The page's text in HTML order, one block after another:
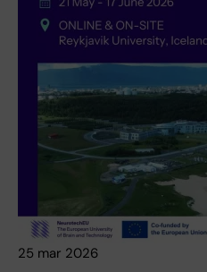
25 mar 2026